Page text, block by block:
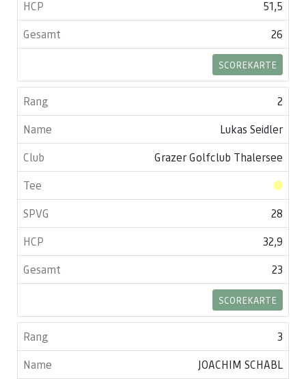
51,5
26
SCOREKARTE
2
Lukas Seidler
Grazer Golfclub Thalersee
28
32,9
23
SCOREKARTE
3
JOACHIM SCHABL